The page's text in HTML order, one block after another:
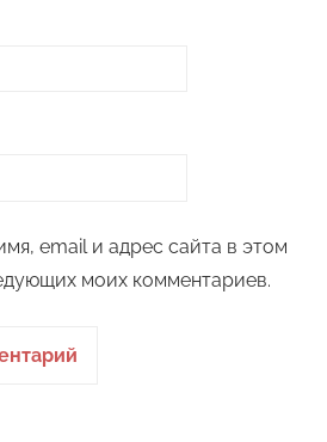
email и адрес сайта в этом
моих комментариев.